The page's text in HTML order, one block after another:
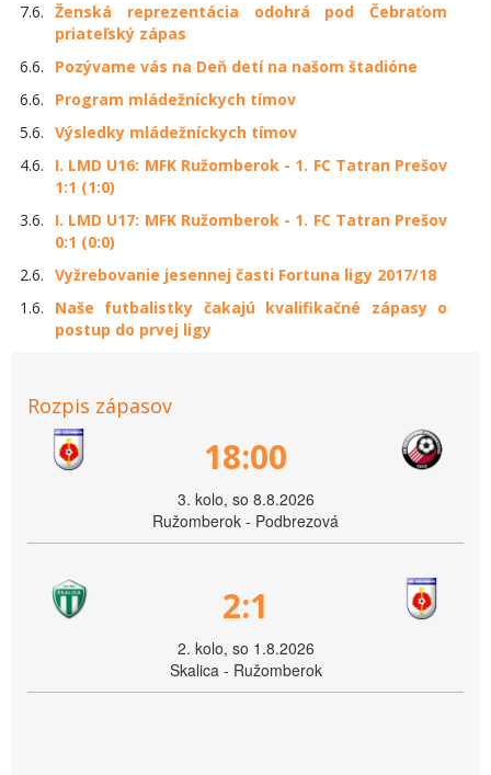
7.6. Ženská reprezentácia odohrá pod Čebraťom
priateľský zápas
6.6.
Pozývame vás na Deň detí na našom štadióne
6.6.
Program mládežníckych tímov
5.6. Výsledky mládežníckych tímov
4.6.
I. LMD U16: MFK Ružomberok - 1. FC Tatran Prešov
1:1 (1:0)
3.6.
I. LMD U17: MFK Ružomberok - 1. FC Tatran Prešov
0:1 (0:0)
2.6. Vyžrebovanie jesennej časti Fortuna ligy 2017/18
1.6.
Naše futbalistky čakajú kvalifikačné zápasy o
postup do prvej ligy
Rozpis zápasov
18:00
3. kolo, so 8.8.2026
Ružomberok - Podbrezová
2:1
2. kolo, so 1.8.2026
Skalica - Ružomberok